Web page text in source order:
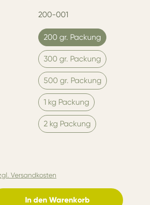
200-001
200 gr. Packung
300 gr. Packung
500 gr. Packung
1 kg Packung
2 kg Packung
Versandkosten
In den Warenkorb